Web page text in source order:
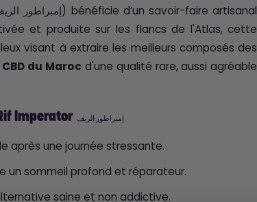
et produite sur les flancs de l'Atlas, cette
visant à extraire les meilleurs composés des
du Maroc d'une qualité rare, aussi agréable
Imperator إمبراطور الريف
après une journée stressante.
un sommeil profond et réparateur.
saine et non addictive.